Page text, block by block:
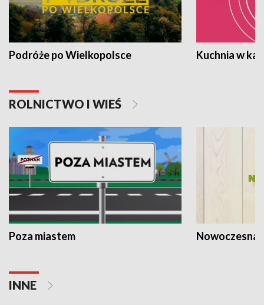
Podróże po Wielkopolsce Kuchnia w
ROLNICTWO I WIEŚ
Poza miastem Nowoczesna
INNE